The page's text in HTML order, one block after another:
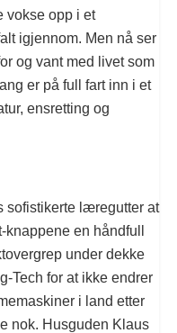
vokse opp i et
igjennom. Men nå ser
og vant med livet som
er på full fart inn i et
ensretting og
sofistikerte læregutter at
en håndfull
under dekke
Tech for at ikke endrer
i land etter
nok. Husguden Klaus